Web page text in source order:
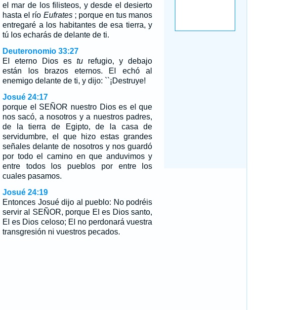
el mar de los filisteos, y desde el desierto
hasta el río Eufrates; porque en tus manos
entregaré a los habitantes de esa tierra, y
tú los echarás de delante de ti.
Deuteronomio 33:27
El eterno Dios estu refugio, y debajo
están los brazos eternos. El echó al
enemigo delante de ti, y dijo: ``¡Destruye!
Josué 24:17
porque el SEÑOR nuestro Dios es el que
nos sacó, a nosotros y a nuestros padres,
de la tierra de Egipto, de la casa de
servidumbre, el que hizo estas grandes
señales delante de nosotros y nos guardó
por todo el camino en que anduvimos y
entre todos los pueblos por entre los
cuales pasamos.
Josué 24:19
Entonces Josué dijo al pueblo: No podréis
servir al SEÑOR, porque El es Dios santo,
El es Dios celoso; El no perdonará vuestra
transgresión ni vuestros pecados.